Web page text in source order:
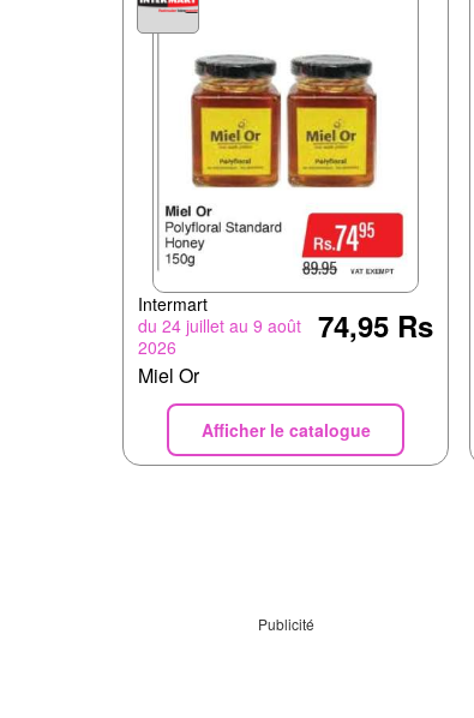
Intermart
du 24 juillet au 9 août
2026
74,95 Rs
Miel Or
Afficher le catalogue
Publicité